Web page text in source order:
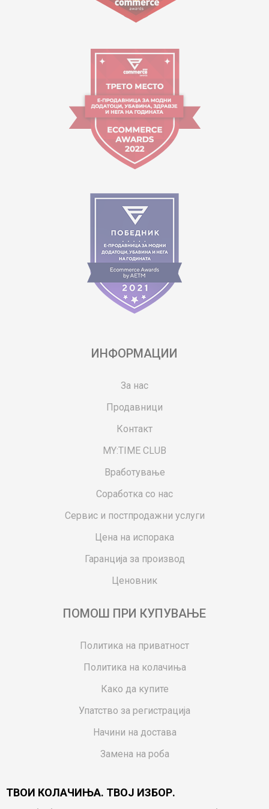
ИНФОРМАЦИИ
За нас
Продавници
Контакт
MY:TIME CLUB
Вработување
Соработка со нас
Сервис и постпродажни услуги
Цена на испорака
Гаранција за производ
Ценовник
ПОМОШ ПРИ КУПУВАЊЕ
Политика на приватност
Политика на колачиња
Како да купите
Упатство за регистрација
Начини на достава
Замена на роба
Ваучери
ТВОИ КОЛАЧИЊА. ТВОЈ ИЗБОР.